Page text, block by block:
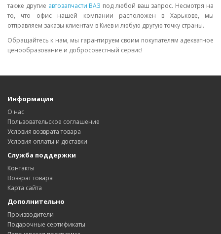
также другие автозапчасти ВАЗ под любой ваш запрос. Несмотря на
то, что офис нашей компании расположен в Харькове, мы
отправляем заказы клиентам в Киев и любую другую точку страны.
Обращайтесь к нам, мы гарантируем своим покупателям адекватное
ценообразование и добросовестный сервис!
Информация
О нас
Пользовательское соглашение
Условия возврата товара
Условия оплаты и доставки
Служба поддержки
Контакты
Возврат товара
Карта сайта
Дополнительно
Производители
Подарочные сертификаты